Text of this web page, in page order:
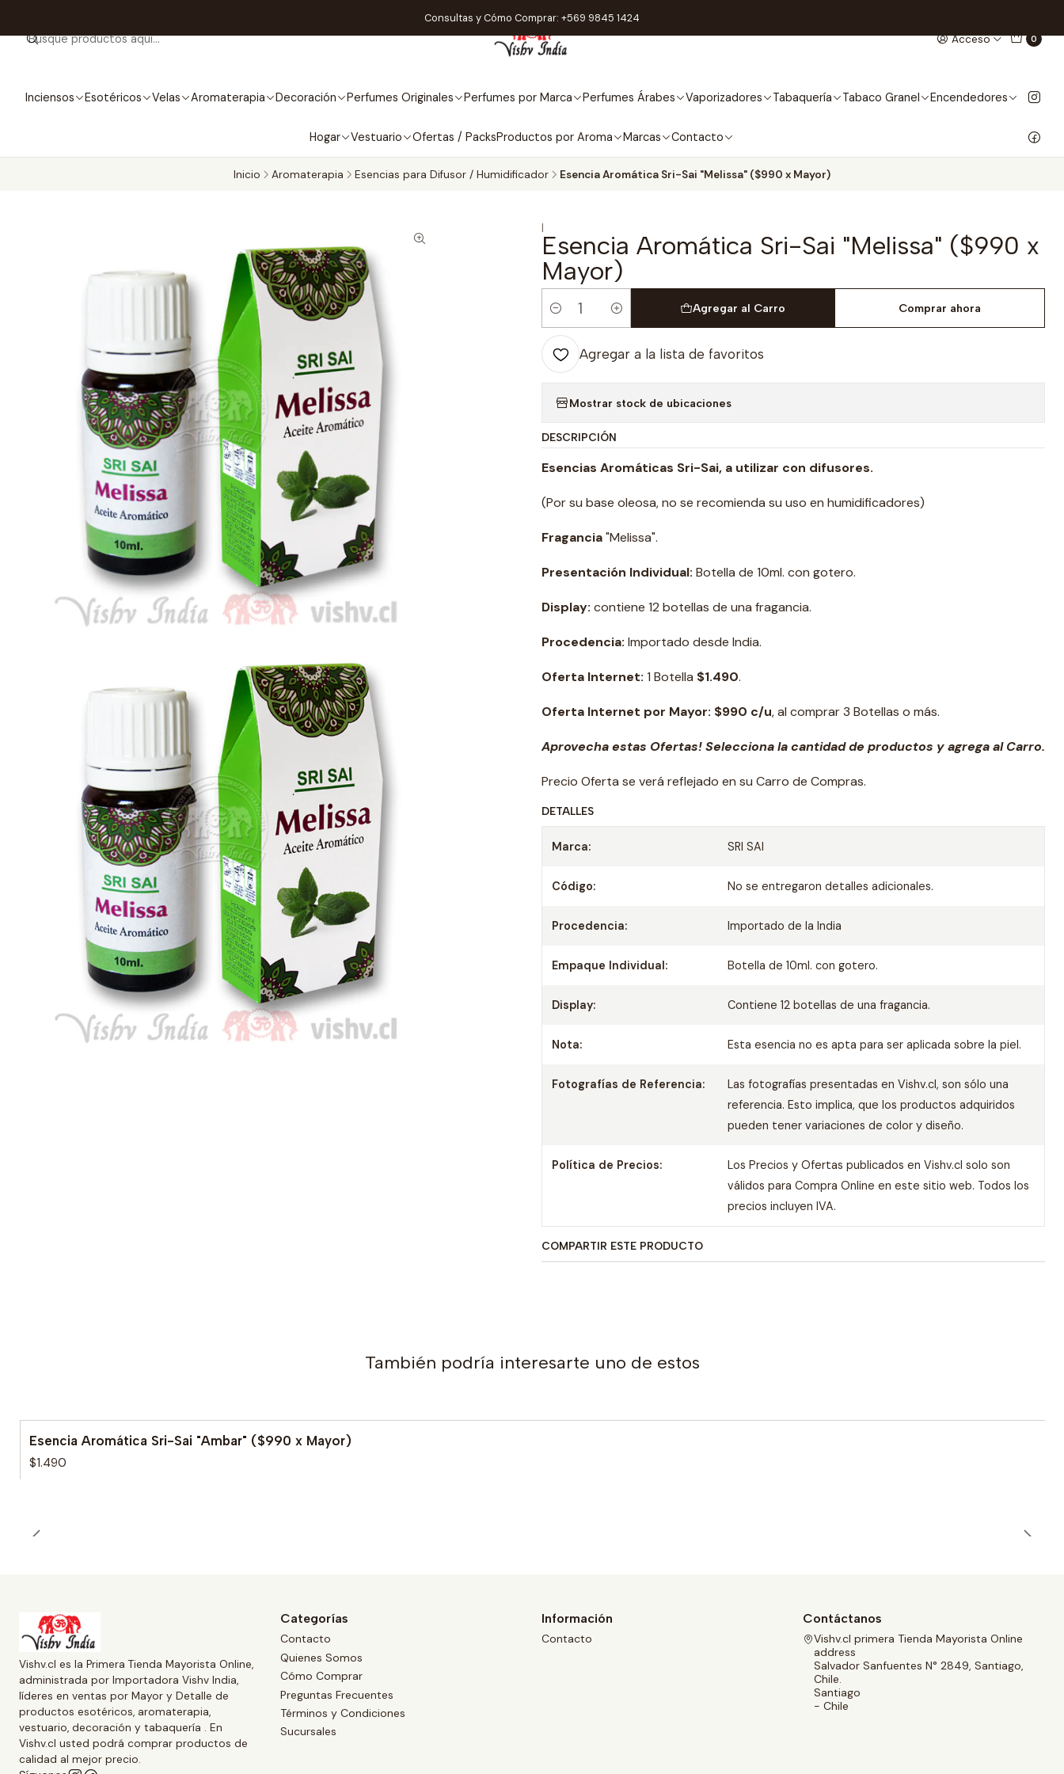
Acceso 0
Inciensos Esotéricos Velas Aromaterapia Decoración Perfumes Originales Perfumes por Marca Perfumes Árabes Vaporizadores Tabaquería Tabaco Granel Encendedores
Hogar Vestuario Ofertas / PacksProductos por Aroma Marcas Contacto
Consultas y Cómo Comprar: +569 9845 1424
Inicio Aromaterapia Esencias para Difusor / Humidificador Esencia Aromática Sri-Sai "Melissa" ($990 x Mayor)
|
Esencia Aromática Sri-Sai "Melissa" ($990 x
Mayor)
Cantidad
Agregar al Carro Comprar ahora
Agregar a la lista de favoritos
Mostrar stock de ubicaciones
DESCRIPCIÓN
Esencias Aromáticas Sri-Sai, a utilizar con difusores.
(Por su base oleosa, no se recomienda su uso en humidificadores)
Fragancia"Melissa".
Presentación Individual: Botella de 10ml. con gotero.
Display: contiene 12 botellas de una fragancia.
Procedencia: Importado desde India.
Oferta Internet: 1 Botella $1.490.
Oferta Internet por Mayor: $990 c/u, al comprar 3 Botellas o más.
Aprovecha estas Ofertas! Selecciona la cantidad de productos y agrega al Carro.
Precio Oferta se verá reflejado en su Carro de Compras.
DETALLES
Marca: SRI SAI
Código: No se entregaron detalles adicionales.
Procedencia: Importado de la India
Empaque Individual: Botella de 10ml. con gotero.
Display: Contiene 12 botellas de una fragancia.
Nota: Esta esencia no es apta para ser aplicada sobre la piel.
Fotografías de Referencia:
Las fotografías presentadas en Vishv.cl, son sólo una
referencia. Esto implica, que los productos adquiridos
pueden tener variaciones de color y diseño.
Política de Precios:
Los Precios y Ofertas publicados en Vishv.cl solo son
válidos para Compra Online en este sitio web. Todos los
precios incluyen IVA.
COMPARTIR ESTE PRODUCTO
También podría interesarte uno de estos
Esencia Aromática Sri-Sai "Ambar" ($990 x Mayor)
$1.490
Vishv.cl es la Primera Tienda Mayorista Online,
administrada por Importadora Vishv India,
líderes en ventas por Mayor y Detalle de
productos esotéricos, aromaterapia,
vestuario, decoración y tabaquería . En
Vishv.cl usted podrá comprar productos de
calidad al mejor precio.
Categorías
Contacto
Quienes Somos
Cómo Comprar
Preguntas Frecuentes
Términos y Condiciones
Sucursales
Información
Contacto
Contáctanos
Vishv.cl primera Tienda Mayorista Online
address
Salvador Sanfuentes N° 2849, Santiago,
Chile.
Santiago
- Chile